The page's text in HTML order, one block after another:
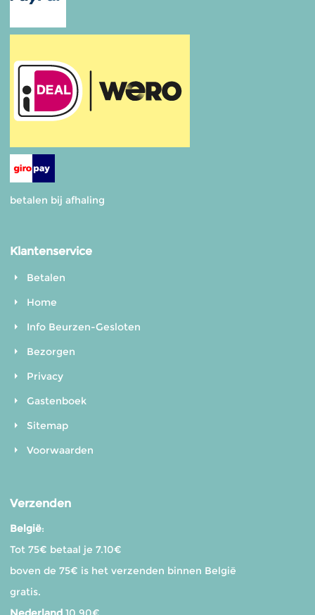
betalen bij afhaling
Klantenservice
Betalen
Home
Info Beurzen-Gesloten
Bezorgen
Privacy
Gastenboek
Sitemap
Voorwaarden
Verzenden
België:
Tot 75€ betaal je 7.10€
boven de 75€ is het verzenden binnen België
gratis.